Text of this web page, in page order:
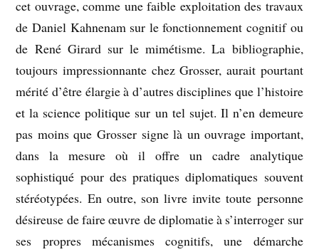
cet ouvrage, comme une faible exploitation des travaux
de Daniel Kahnenam sur le fonctionnement cognitif ou
de René Girard sur le mimétisme. La bibliographie,
toujours impressionnante chez Grosser, aurait pourtant
mérité d’être élargie à d’autres disciplines que l’histoire
et la science politique sur un tel sujet. Il n’en demeure
pas moins que Grosser signe là un ouvrage important,
dans la mesure où il offre un cadre analytique
sophistiqué pour des pratiques diplomatiques souvent
stéréotypées. En outre, son livre invite toute personne
désireuse de faire œuvre de diplomatie à s’interroger sur
ses propres mécanismes cognitifs, une démarche